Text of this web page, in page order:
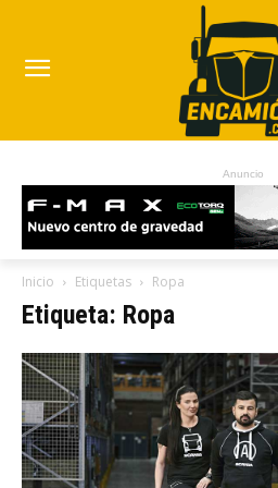
Anuncio
Inicio Etiquetas Ropa
Etiqueta: Ropa